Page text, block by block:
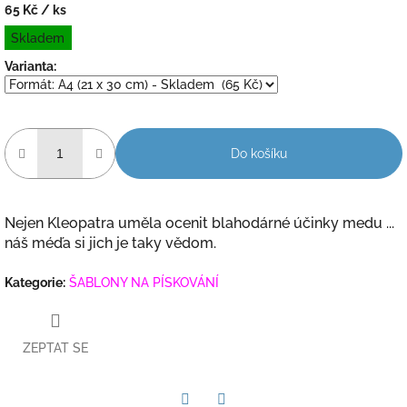
65 Kč / ks
Měrná
cena:
Skladem
Varianta:
Do košíku
Nejen Kleopatra uměla ocenit blahodárné účinky medu ...
náš méďa si jich je taky vědom.
Kategorie: ŠABLONY NA PÍSKOVÁNÍ
ZEPTAT SE